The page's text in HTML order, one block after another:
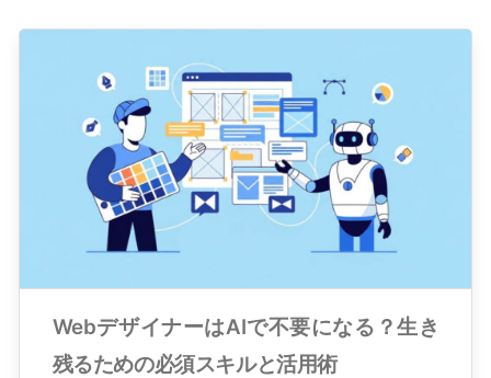
WebデザイナーはAIで不要になる？生き
残るための必須スキルと活用術